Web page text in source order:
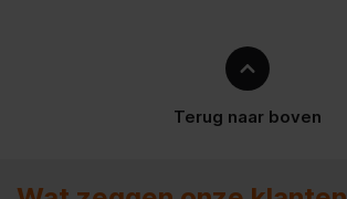
Terug naar boven